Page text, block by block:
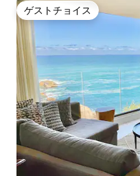
ゲストチョイス
ゲストチョイス